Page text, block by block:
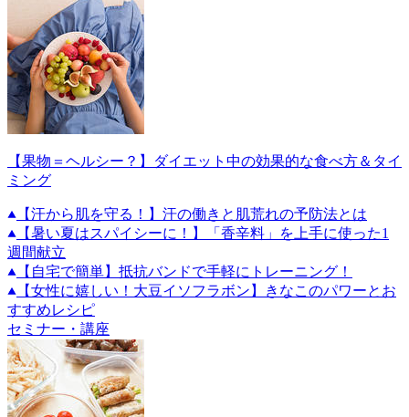
【果物＝ヘルシー？】ダイエット中の効果的な食べ方＆タイ
ミング
【汗から肌を守る！】汗の働きと肌荒れの予防法とは
【暑い夏はスパイシーに！】「香辛料」を上手に使った1
週間献立
【自宅で簡単】抵抗バンドで手軽にトレーニング！
【女性に嬉しい！大豆イソフラボン】きなこのパワーとお
すすめレシピ
セミナー・講座